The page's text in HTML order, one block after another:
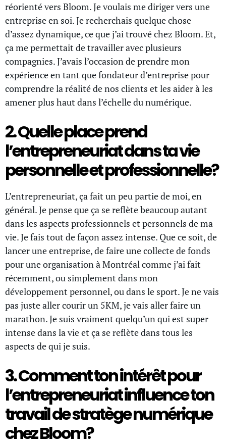
réorienté vers Bloom. Je voulais me diriger vers une
entreprise en soi. Je recherchais quelque chose
d’assez dynamique, ce que j’ai trouvé chez Bloom. Et,
ça me permettait de travailler avec plusieurs
compagnies. J’avais l’occasion de prendre mon
expérience en tant que fondateur d’entreprise pour
comprendre la réalité de nos clients et les aider à les
amener plus haut dans l’échelle du numérique.
2. Quelle place prend
l’entrepreneuriat dans ta vie
personnelle et professionnelle?
L’entrepreneuriat, ça fait un peu partie de moi, en
général. Je pense que ça se reflète beaucoup autant
dans les aspects professionnels et personnels de ma
vie. Je fais tout de façon assez intense. Que ce soit, de
lancer une entreprise, de faire une collecte de fonds
pour une organisation à Montréal comme j’ai fait
récemment, ou simplement dans mon
développement personnel, ou dans le sport. Je ne vais
pas juste aller courir un 5KM, je vais aller faire un
marathon. Je suis vraiment quelqu’un qui est super
intense dans la vie et ça se reflète dans tous les
aspects de qui je suis.
3. Comment ton intérêt pour
l’entrepreneuriat influence ton
travail de stratège numérique
chez Bloom?